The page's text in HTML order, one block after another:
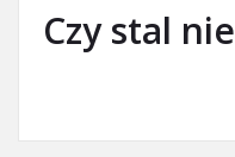
Czy stal